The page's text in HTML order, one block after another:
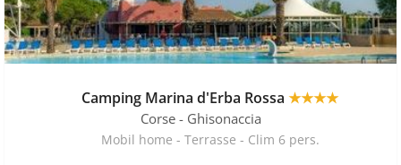
Camping Marina d'Erba Rossa ★★★★
Corse - Ghisonaccia
Mobil home - Terrasse - Clim 6 pers.